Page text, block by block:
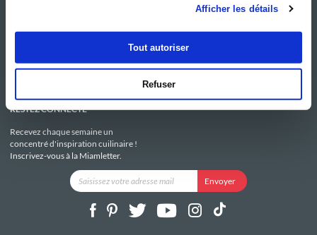
Afficher les détails
Tout autoriser
Refuser
Club Guy Demarle
Be Save
C.G.U
Mentions légales
Utilisation des Cookies
RESTEZ CONNECTÉ
Recevez chaque semaine un
concentré d'inspiration cuilinaire !
Inscrivez-vous à la Miamletter.